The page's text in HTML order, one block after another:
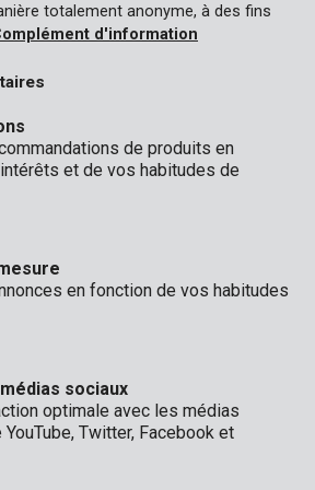
sur ce site ne pourra remplacer
chez un point de vente agréé.
sur le site www.varo.com, à
(hyper)liens, sont la propriété de
sur le site web est sélectionnée
par Varo. Cependant Varo ne peut
et l’exhaustivité de ces informations.
maintient le droit de changements
immédiat sans préavis.
tous les produits et services sont
totalement anonyme, à des fins
d'information
de produits en
et de vos habitudes de
en fonction de vos habitudes
sociaux
optimale avec les médias
Twitter, Facebook et